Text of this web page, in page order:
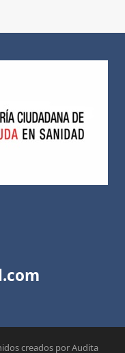
creados por Audita